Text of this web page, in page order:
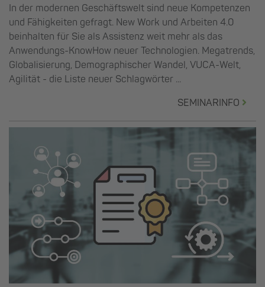
In der modernen Geschäftswelt sind neue Kompetenzen
und Fähigkeiten gefragt. New Work und Arbeiten 4.0
beinhalten für Sie als Assistenz weit mehr als das
Anwendungs-KnowHow neuer Technologien. Megatrends,
Globalisierung, Demographischer Wandel, VUCA-Welt,
Agilität - die Liste neuer Schlagwörter ...
SEMINARINFO